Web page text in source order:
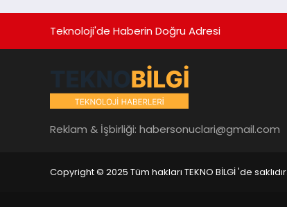
Teknoloji'de Haberin Doğru Adresi
Reklam & İşbirliği: habersonuclari@gmail.com
Copyright © 2025 Tüm hakları TEKNO BİLGİ 'de saklıdır.